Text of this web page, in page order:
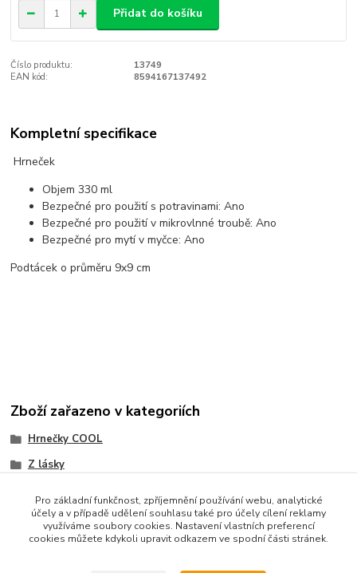
Přidat do košíku
Číslo produktu:
13749
EAN kód:
8594167137492
Kompletní specifikace
Hrneček
Objem 330 ml
Bezpečné pro použití s potravinami: Ano
Bezpečné pro použití v mikrovlnné troubě: Ano
Bezpečné pro mytí v myčce: Ano
Podtácek o průměru 9x9 cm
Zboží zařazeno v kategoriích
Hrnečky COOL
Z lásky
Pro základní funkčnost, zpříjemnění používání webu, analytické
účely a v případě udělení souhlasu také pro účely cílení reklamy
využíváme soubory cookies. Nastavení vlastních preferencí
cookies můžete kdykoli upravit odkazem ve spodní části stránek.